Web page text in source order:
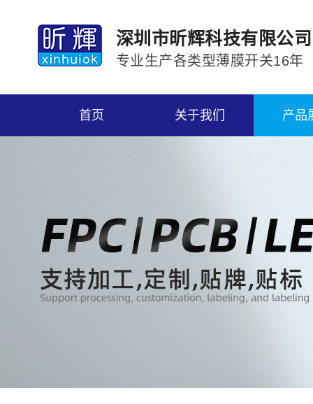
深圳市昕辉科技有限公司
专业生产各类型薄膜开关16年
首页 关于我们 产品